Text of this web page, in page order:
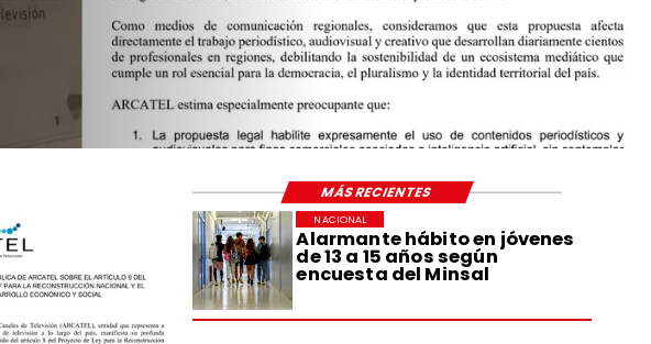
Alarmante hábito en jóvenes
de 13 a 15 años según
encuesta del Minsal
NACIONAL
MÁS RECIENTES